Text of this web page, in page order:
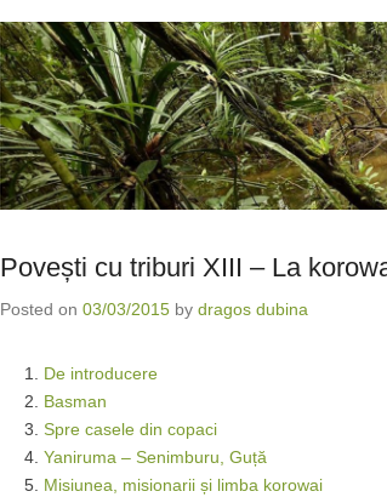
Povești cu triburi XIII – La
Posted on 03/03/2015 by dragos dubina
De introducere
Basman
Spre casele din copaci
Yaniruma – Senimburu, Guță
Misiunea, misionarii și limba korowai